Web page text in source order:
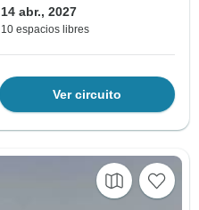
14 abr., 2027
10 espacios libres
Ver circuito